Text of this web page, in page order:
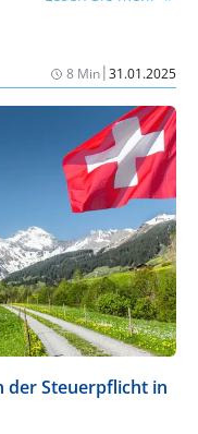
8 Min|31.01.2025
der Steuerpflicht in